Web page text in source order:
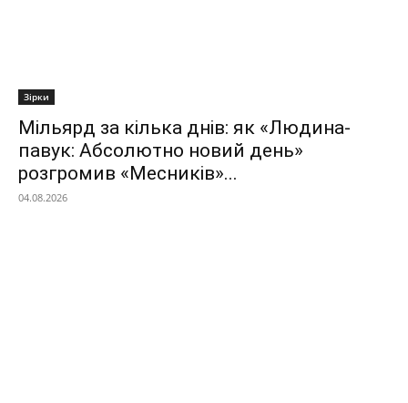
Зірки
Мільярд за кілька днів: як «Людина-
павук: Абсолютно новий день»
розгромив «Месників»...
04.08.2026